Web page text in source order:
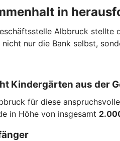
in
Albbruck
nicht nur die Bank selbst,
Kindergärten aus der
für diese
in Höhe von insgesamt